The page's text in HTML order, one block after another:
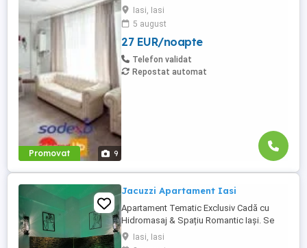
Promovat 9
de apartamente si garsoniere situate in
puncte cheie ale orasului doar in
complexe rezidentiale noi: *Zona Palas
Mall - Centru - Complex Lazar Residence;
*Zona Palas Mall - Centru Complex Q
Residence; *Zona Palas Mall ...
Iasi, Iasi
5 august
27 EUR/noapte
Telefon validat
Repostat automat
Jacuzzi Apartament Iasi
Apartament Tematic Exclusiv Cadă cu
Hidromasaj & Spațiu Romantic Iași. Se
închiriază cum apare in poze. 2 Camere cu
tematică speciala. Spațiu romantic pentru
Iasi, Iasi